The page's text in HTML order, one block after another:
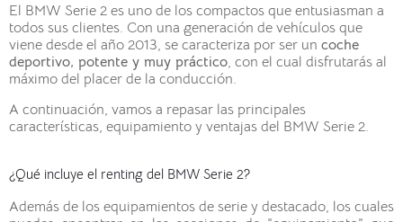
El BMW Serie 2 es uno de los compactos que entusiasman a
todos sus clientes. Con una generación de vehículos que
viene desde el año 2013, se caracteriza por ser un coche
deportivo, potente y muy práctico, con el cual disfrutarás al
máximo del placer de la conducción.
A continuación, vamos a repasar las principales
características, equipamiento y ventajas del BMW Serie 2.
¿Qué incluye el renting del BMW Serie 2?
Además de los equipamientos de serie y destacado, los cuales